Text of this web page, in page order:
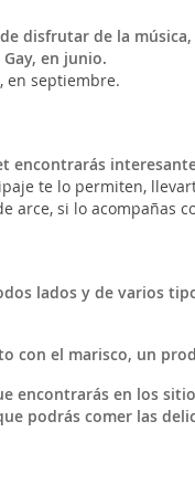
disfrutar de la
en junio.
, en septiembre.
encontrarás
te lo permiten,
arce, si lo acompañas
lados y de varios
con el marisco, un
encontrarás en los
podrás comer las